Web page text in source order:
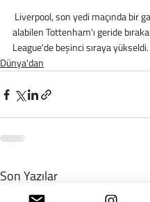
alabilen Tottenham'ı geride
League'de beşinci sıraya yükseldi.
Dünya'dan
Son Yazılar